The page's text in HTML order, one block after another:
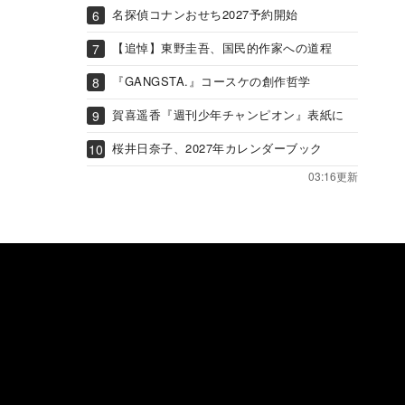
名探偵コナンおせち2027予約開始
【追悼】東野圭吾、国民的作家への道程
『GANGSTA.』コースケの創作哲学
賀喜遥香『週刊少年チャンピオン』表紙に
桜井日奈子、2027年カレンダーブック
03:16更新